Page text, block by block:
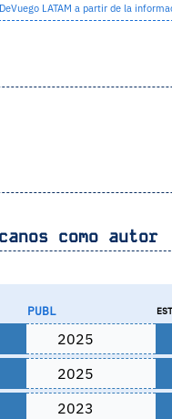
LATAM a partir de la
como autor
PUBL
2025
2025
2023